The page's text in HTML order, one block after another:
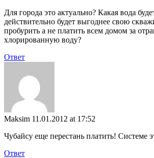
Для города это актуально? Какая вода
действительно будет выгоднее свою
пробурить а не платить всем домом за
хлорированную воду?
Ответ
Maksim 11.01.2012 at 17:52
Чубайсу еще перестань платить! Системе
Ответ